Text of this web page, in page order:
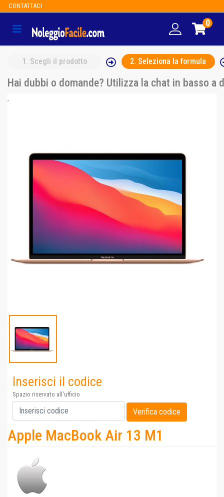
CONTATTACI
0
1. Scegli il prodotto 2. Seleziona la formula
Hai dubbi o domande? Utilizza la chat in basso a
,
Inserisci il codice
Spazio riservato all'ufficio
Apple MacBook Air 13 M1